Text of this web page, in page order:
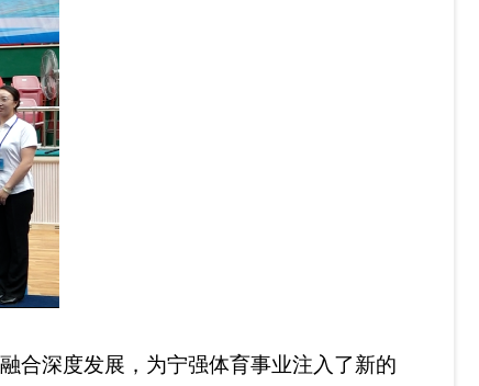
合深度发展，为宁强体育事业注入了新的